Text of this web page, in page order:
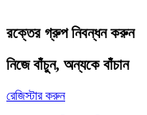
রক্তের গ্রুপ নিবন্ধন করুন
নিজে বাঁচুন, অন্যকে বাঁচান
রেজিস্টার করুন